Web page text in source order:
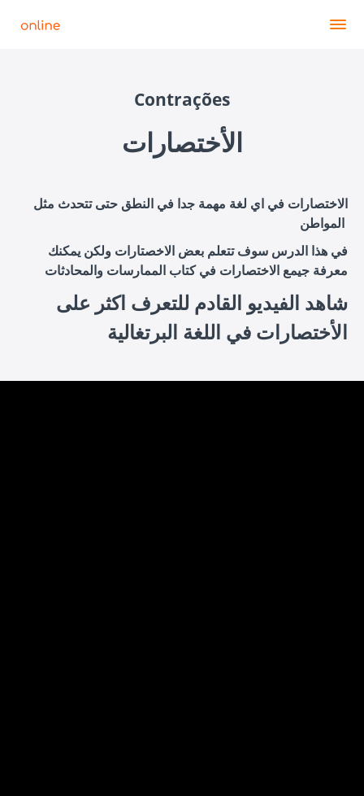
Contrações
الأختصارات
الاختصارات في اي لغة مهمة جدا في النطق حتى تتحدث مثل
في هذا الدرس سوف تتعلم بعض الاخصتارات ولكن يمكنك
معرفة جيمع الاختصارات في كتاب الممارسات والمحادثات
شاهد الفيديو القادم للتعرف اكثر على
الأختصارات في اللغة البرتغالية